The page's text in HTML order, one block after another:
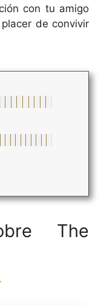
con tu amigo
de convivir
The